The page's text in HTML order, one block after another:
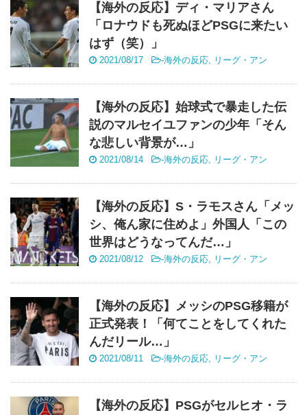
【海外の反応】ディ・マリアさん
「ロナウドも死ぬほどPSGに来たい
はず（笑）」
2021/08/17 -海外の反応, リーグ・アン
【海外の反応】始球式で暴走した伝
説のマルセイユファンの少年「そん
な悲しい背景が…」
2021/08/14 -海外の反応, リーグ・アン
【海外の反応】S・ラモスさん「メッ
シ、俺ん家に住めよ」外国人「この
世界はどうなってんだ…」
2021/08/12 -海外の反応, リーグ・アン
【海外の反応】メッシのPSG移籍が
正式発表！「何てことをしてくれた
んだリール…」
2021/08/11 -海外の反応, リーグ・アン
【海外の反応】PSGがセルヒオ・ラ